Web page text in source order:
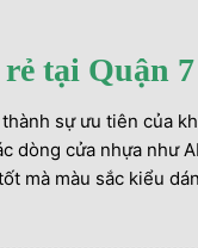
tại Quận 7
sự ưu tiên của
cửa nhựa như
mà màu sắc kiểu